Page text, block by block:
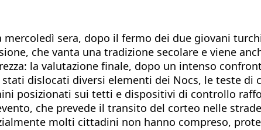
mercoledì sera, dopo il fermo dei due giovani
che vanta una tradizione secolare e viene
la valutazione finale, dopo un intenso
dislocati diversi elementi dei Nocs, le teste
posizionati sui tetti e dispositivi di controllo
che prevede il transito del corteo nelle
molti cittadini non hanno compreso,